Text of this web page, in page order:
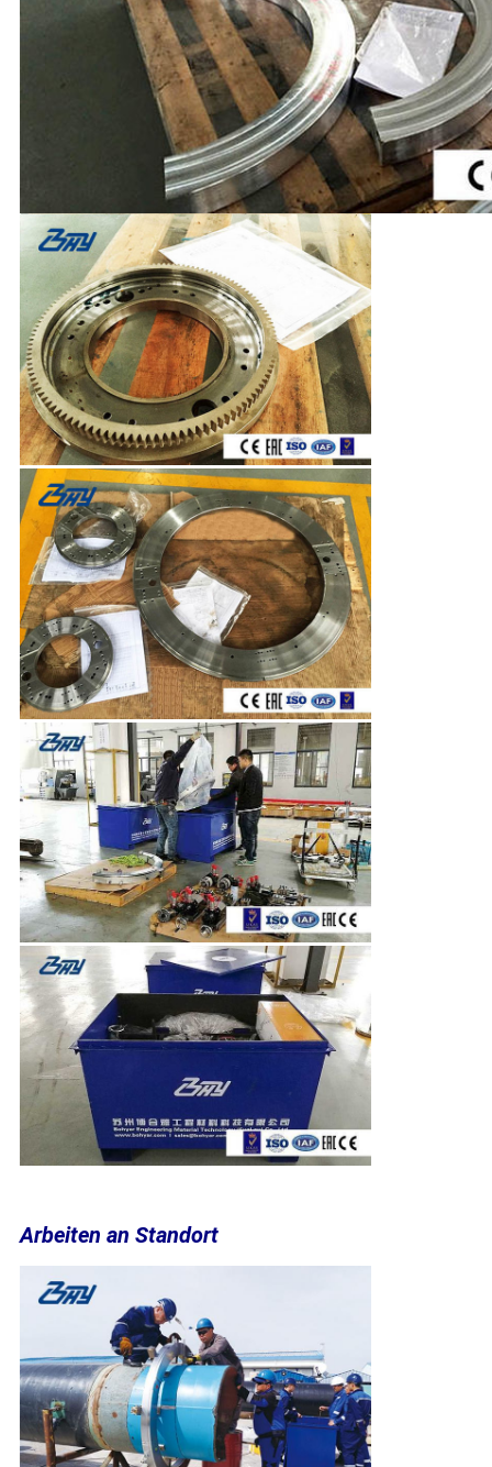
Arbeiten an Standort